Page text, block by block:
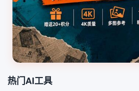
热门AI工具